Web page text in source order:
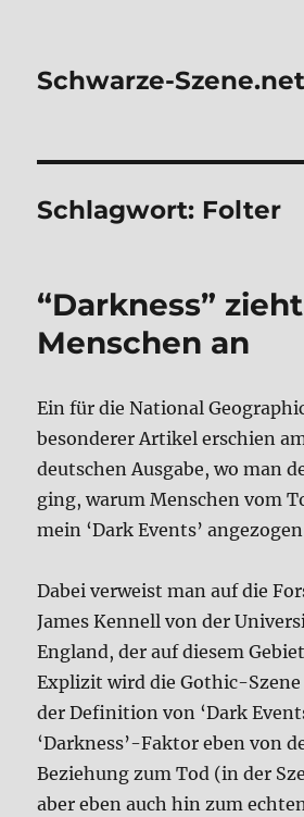
Schwarze-Szene.net
Schlagwort: Folter
“Dark­ness”
Men­schen an
Ein für die Natio­nal
beson­de­rer Arti­kel erschien
deut­schen Aus­ga­be, wo man
ging, war­um Men­schen vom
mein ‘Dark Events’
Dabei ver­weist man auf die
James Ken­nell von der
Eng­land, der auf die­sem
Expli­zit wird die Gothic-
der Defi­ni­ti­on von ‘Dark
‘Darkness’-Faktor eben von
Bezie­hung zum Tod (in der
aber eben auch hin zum